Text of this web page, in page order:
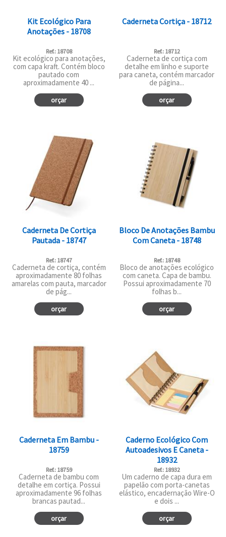
Kit Ecológico Para
Anotações - 18708
Ref.: 18708
Kit ecológico para anotações,
com capa kraft. Contém bloco
pautado com
aproximadamente 40 ...
orçar
Caderneta Cortiça - 18712
Ref.: 18712
Caderneta de cortiça com
detalhe em linho e suporte
para caneta, contém marcador
de página...
orçar
Caderneta De Cortiça
Pautada - 18747
Ref.: 18747
Caderneta de cortiça, contém
aproximadamente 80 folhas
amarelas com pauta, marcador
de pág...
orçar
Bloco De Anotações Bambu
Com Caneta - 18748
Ref.: 18748
Bloco de anotações ecológico
com caneta. Capa de bambu.
Possui aproximadamente 70
folhas b...
orçar
Caderneta Em Bambu -
18759
Ref.: 18759
Caderneta de bambu com
detalhe em cortiça. Possui
aproximadamente 96 folhas
brancas pautad...
orçar
Caderno Ecológico Com
Autoadesivos E Caneta -
18932
Ref.: 18932
Um caderno de capa dura em
papelão com porta-canetas
elástico, encadernação Wire-O
e dois ...
orçar